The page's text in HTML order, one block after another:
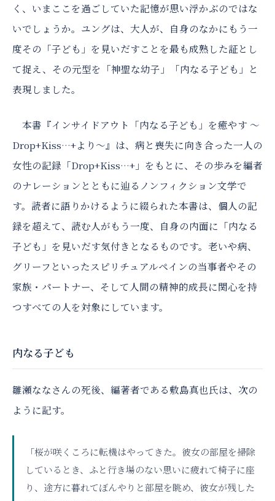
く、いまここを過ごしていた記憶が思い浮かぶのではな
いでしょうか。ユングは、大人が、自身のなかにもう一
度その「子ども」を見いだすことを最も成熟した証とし
て捉え、その元型を「神聖な幼子」「内なる子ども」と
表現しました。
本書『インサイドアウト「内なる子ども」を癒やす 〜
Drop+Kiss…+より〜』は、病と喪失に向き合った一人の
女性の記録「Drop+Kiss…+」をもとに、その歩みを編者
のナレーションとともに辿るノンフィクション文学で
す。読者に語りかけるように綴られた本書は、個人の記
録を超えて、読む人がもう一度、自身の内面に「内なる
子ども」を見いだす気付きとなるものです。老いや病、
グリーフといったスピリチュアルペインの当事者やその
家族・パートナー、そして人間の精神的成長に関心を持
つすべての人を対象にしています。
内なる子ども
雛瀬ななさんの死後、編著者である敷島真也氏は、次の
ように記す。
「桜が咲くころに転機はやってきた。彼女の部屋を掃除
しているとき、ふと行き場のない思いに疲れて椅子に座
り、途方に暮れてぼんやりと部屋を眺め、彼女が残した